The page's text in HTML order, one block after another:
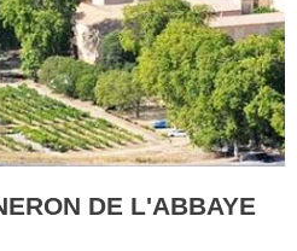
DE L'ABBAYE